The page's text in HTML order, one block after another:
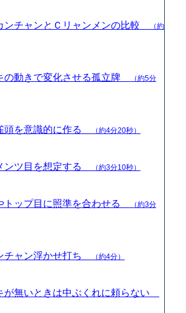
ンチャンとＣリャンメンの比較
（約
の動きで変化させる孤立牌
（約5分
頭を意識的に作る （約4分20秒）
ンツ目を想定する （約3分10秒）
トップ目に照準を合わせる
（約3分
チャン浮かせ打ち （約4分）
が無いときは中ぶくれに頼らない